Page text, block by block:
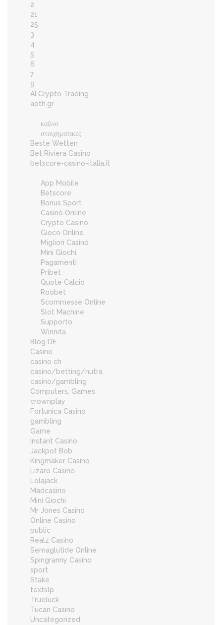
2
21
25
3
4
5
6
7
9
AI Crypto Trading
aoth.gr
καζινο
στοιχηματικες
Beste Wetten
Bet Riviera Casino
betscore-casino-italia.it
App Mobile
Betscore
Bonus Sport
Casinò Online
Crypto Casinò
Gioco Online
Migliori Casinò
Mini Giochi
Pagamenti
Pribet
Quote Calcio
Roobet
Scommesse Online
Slot Machine
Supporto
Winnita
Blog DE
Casino
casino ch
casino/betting/nutra
casino/gambling
Computers, Games
crownplay
Fortunica Casino
gambling
Game
Instant Casino
Jackpot Bob
Kingmaker Casino
Lizaro Casino
Lolajack
Madcasino
Mini Giochi
Mr Jones Casino
Online Casino
public
Realz Casino
Semaglutide Online
Spingranny Casino
sport
Stake
textslp
Trueluck
Tucan Casino
Uncategorized